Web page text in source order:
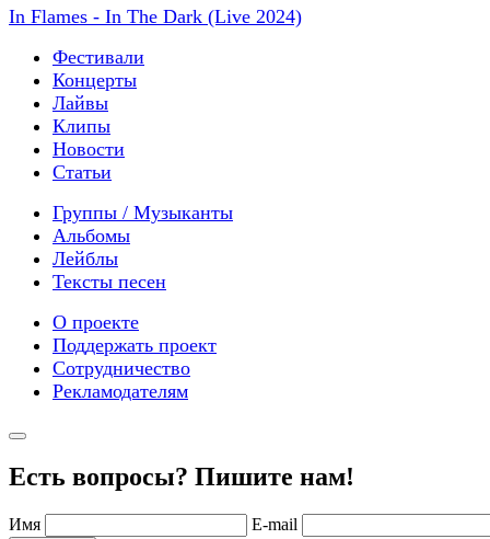
In Flames - In The Dark (Live 2024)
Фестивали
Концерты
Лайвы
Клипы
Новости
Статьи
Группы / Музыканты
Альбомы
Лейблы
Тексты песен
О проекте
Поддержать проект
Сотрудничество
Рекламодателям
Есть вопросы? Пишите нам!
Имя E-mail